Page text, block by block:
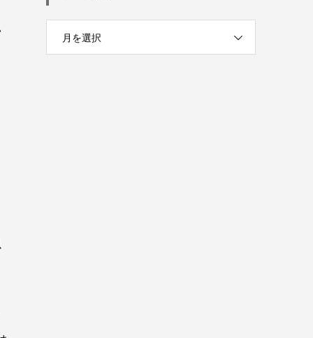
月を選択